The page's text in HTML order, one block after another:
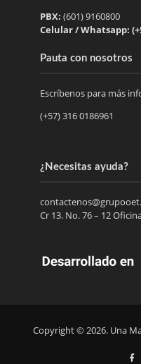
PBX: (601) 9160800
Celular / Whatsapp:
Pauta con nosotros
Escríbenos para más
(+57) 316 0186961
¿Necesitas ayuda?
Cr 13. No. 76 – 12
Copyright © 2026. Una